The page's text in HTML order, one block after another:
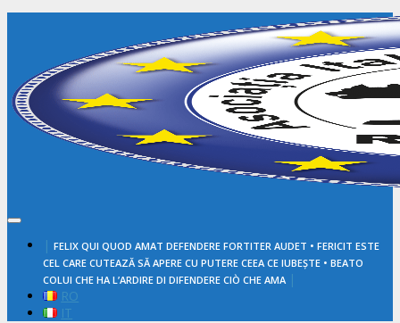
| FELIX QUI QUOD AMAT DEFENDERE FORTITER AUDET • FERICIT ESTE
CEL CARE CUTEAZĂ SĂ APERE CU PUTERE CEEA CE IUBEȘTE • BEATO
COLUI CHE HA L’ARDIRE DI DIFENDERE CIÒ CHE AMA |
RO
IT